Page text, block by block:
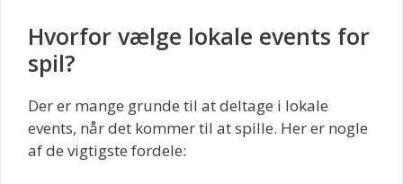
Hvorfor vælge lokale events for
spil?
Der er mange grunde til at deltage i lokale
events, når det kommer til at spille. Her er nogle
af de vigtigste fordele: